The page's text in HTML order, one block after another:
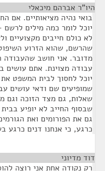
היו"ר אברהם מיכאלי
בואי נהיה מציאותיים. אם
יוכל לומר כמה מילים לרשם
לא כולם חייבים מקצועיים
שהרשם, שהוא הזרוע
מדובר. אני חושב שהעבודה
עבודה מצוינת. אתם עושים
יוכל לחסוך לבית המשפט את
שמופיעים שם ודאי עושים
שאלות, גם מצד הזוכה וגם
שבסוף החייב לא יופיע
גם את הפורומים ואת
כרגע, כי אנחנו דנים כרגע
דוד מדיוני
רק נקודה אחת אני רוצה